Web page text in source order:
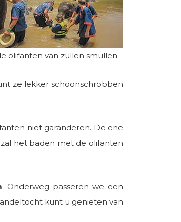
olifanten van zullen smullen.
ze lekker schoonschrobben
niet garanderen. De ene
het baden met de olifanten
. Onderweg passeren we een
kunt u genieten van